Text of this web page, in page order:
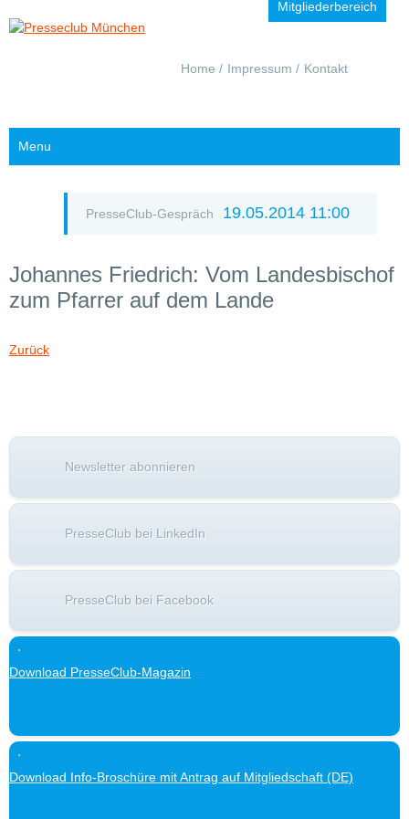
Mitgliederbereich
Navigation
Home Impressum Kontakt
Menu
PresseClub-Gespräch 19.05.2014 11:00
Johannes Friedrich: Vom Landesbischof
zum Pfarrer auf dem Lande
Zurück
Newsletter abonnieren
PresseClub bei LinkedIn
PresseClub bei Facebook
Download PresseClub-Magazin
Download Info-Broschüre mit Antrag auf Mitgliedschaft (DE)